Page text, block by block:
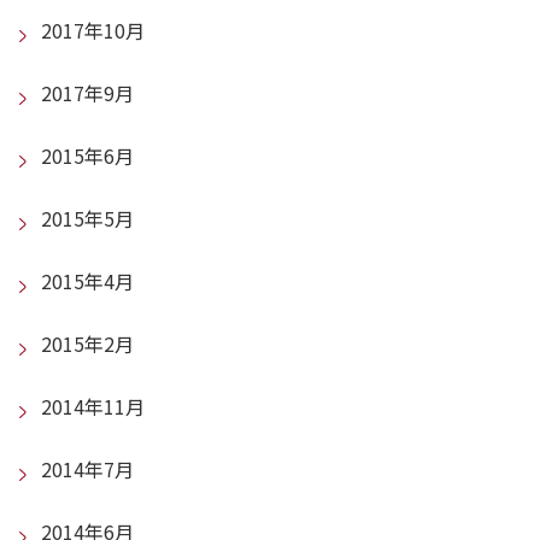
2017年10月
2017年9月
2015年6月
2015年5月
2015年4月
2015年2月
2014年11月
2014年7月
2014年6月